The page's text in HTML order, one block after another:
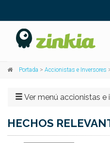
Portada > Accionistas e Inversores
Ver menú accionistas e
HECHOS